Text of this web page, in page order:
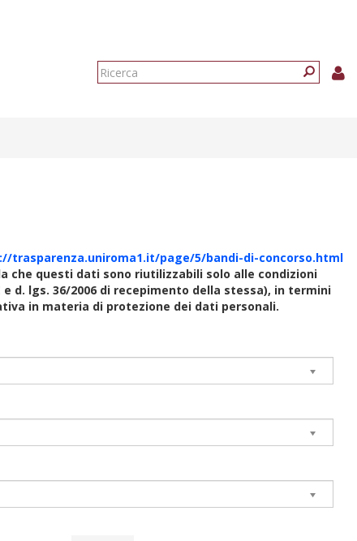
Form
trasparenza.uniroma1.it/page/5/bandi-di-concorso.html
che questi dati sono riutilizzabili solo alle condizioni
d. lgs. 36/2006 di recepimento della stessa), in termini
in materia di protezione dei dati personali.